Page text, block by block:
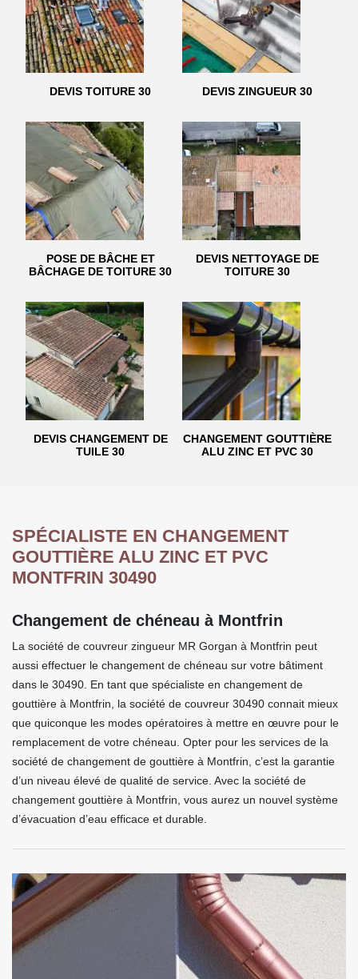
DEVIS TOITURE 30 DEVIS ZINGUEUR 30
POSE DE BÂCHE ET
BÂCHAGE DE TOITURE 30
DEVIS NETTOYAGE DE
TOITURE 30
DEVIS CHANGEMENT DE
TUILE 30
CHANGEMENT GOUTTIÈRE
ALU ZINC ET PVC 30
SPÉCIALISTE EN CHANGEMENT
GOUTTIÈRE ALU ZINC ET PVC
MONTFRIN 30490
Changement de chéneau à Montfrin
La société de couvreur zingueur MR Gorgan à Montfrin peut
aussi effectuer le changement de chéneau sur votre bâtiment
dans le 30490. En tant que spécialiste en changement de
gouttière à Montfrin, la société de couvreur 30490 connait mieux
que quiconque les modes opératoires à mettre en œuvre pour le
remplacement de votre chéneau. Opter pour les services de la
société de changement de gouttière à Montfrin, c’est la garantie
d’un niveau élevé de qualité de service. Avec la société de
changement gouttière à Montfrin, vous aurez un nouvel système
d’évacuation d’eau efficace et durable.